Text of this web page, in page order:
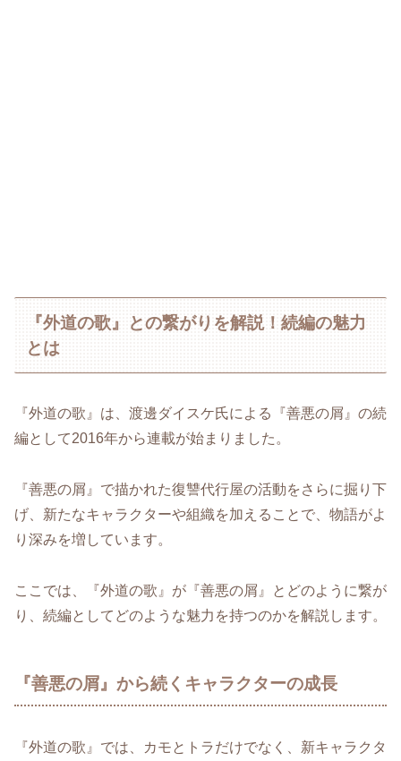
『外道の歌』との繋がりを解説！続編の魅力
とは
『外道の歌』は、渡邊ダイスケ氏による『善悪の屑』の続
編として2016年から連載が始まりました。
『善悪の屑』で描かれた復讐代行屋の活動をさらに掘り下
げ、新たなキャラクターや組織を加えることで、物語がよ
り深みを増しています。
ここでは、『外道の歌』が『善悪の屑』とどのように繋が
り、続編としてどのような魅力を持つのかを解説します。
『善悪の屑』から続くキャラクターの成長
『外道の歌』では、カモとトラだけでなく、新キャラクタ